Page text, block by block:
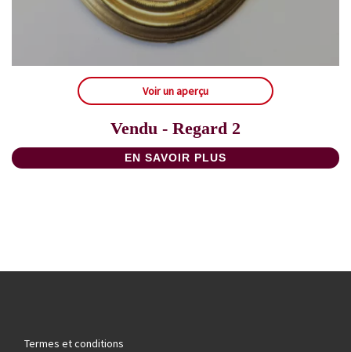
Voir un aperçu
Vendu - Regard 2
EN SAVOIR PLUS
Termes et conditions